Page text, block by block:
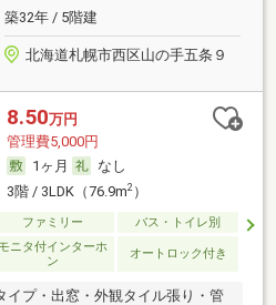
築32年 / 5階建
北海道札幌市西区山の手五条９
8.50万円
管理費5,000円
1ヶ月
なし
3階 / 3LDK（76.9m2）
ファミリー バス・トイレ別
ニタ付インターホ
ン
オートロック付き
イプ・出窓・外観タイル張り・管